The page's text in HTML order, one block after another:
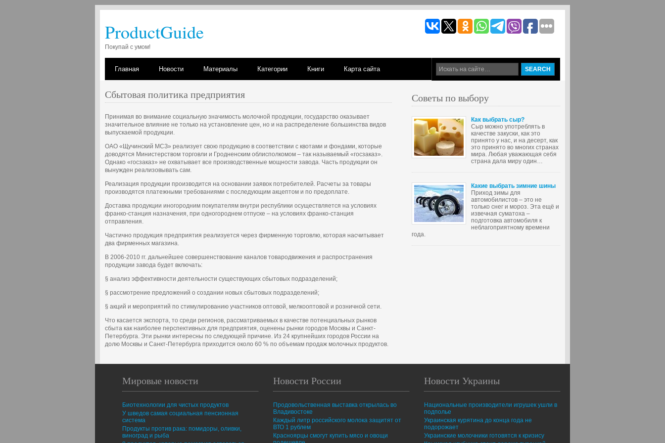
ProductGuide
Покупай с умом!
Главная Новости Материалы Категории Книги Карта сайта
Сбытовая политика предприятия
Принимая во внимание социальную значимость молочной продукции, государство оказывает
значительное влияние не только на установление цен, но и на распределение большинства видов
выпускаемой продукции.
ОАО «Щучинский МСЗ» реализует свою продукцию в соответствии с квотами и фондами, которые
доводятся Министерством торговли и Гродненским облисполкомом – так называемый «госзаказ».
Однако «госзаказ» не охватывает все производственные мощности завода. Часть продукции он
вынужден реализовывать сам.
Реализация продукции производится на основании заявок потребителей. Расчеты за товары
производятся платежными требованиями с последующим акцептом и по предоплате.
Доставка продукции иногородним покупателям внутри республики осуществляется на условиях
франко-станция назначения, при одногороднем отпуске – на условиях франко-станция
отправления.
Частично продукция предприятия реализуется через фирменную торговлю, которая насчитывает
два фирменных магазина.
В 2006-2010 гг. дальнейшее совершенствование каналов товародвижения и распространения
продукции завода будет включать:
§ анализ эффективности деятельности существующих сбытовых подразделений;
§ рассмотрение предложений о создании новых сбытовых подразделений;
§ акций и мероприятий по стимулированию участников оптовой, мелкооптовой и розничной сети.
Что касается экспорта, то среди регионов, рассматриваемых в качестве потенциальных рынков
сбыта как наиболее перспективных для предприятия, оценены рынки городов Москвы и Санкт-
Петербурга. Эти рынки интересны по следующей причине. Из 24 крупнейших городов России на
долю Москвы и Санкт-Петербурга приходится около 60 % по объемам продаж молочных продуктов.
Советы по выбору
Как выбрать сыр?
Сыр можно употреблять в
качестве закуски, как это
принято у нас, и на десерт, как
это принято во многих странах
мира. Любая уважающая себя
страна дала миру один…
Какие выбрать зимние шины
Приход зимы для
автомобилистов – это не
только снег и мороз. Эта ещё и
извечная суматоха –
подготовка автомобиля к
неблагоприятному времени
года.
Новости Украины
Национальные производители игрушек ушли в
подполье
Украинская курятина до конца года не
подорожает
Украинские молочники готовятся к кризису
Новости России
Продовольственная выставка открылась во
Владивостоке
Каждый литр российского молока защитят от
ВТО 1 рублем
Красноярцы смогут купить мясо и овощи
Мировые новости
Биотехнологии для чистых продуктов
У шведов самая социальная пенсионная
система
Продукты против рака: помидоры, оливки,
виноград и рыба